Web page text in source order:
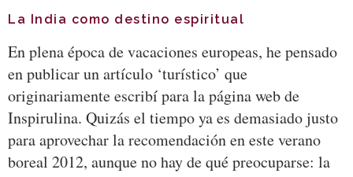
La India como destino espiritual
En plena época de vacaciones europeas, he pensado
en publicar un artículo ‘turístico’ que
originariamente escribí para la página web de
Inspirulina. Quizás el tiempo ya es demasiado justo
para aprovechar la recomendación en este verano
boreal 2012, aunque no hay de qué preocuparse: la